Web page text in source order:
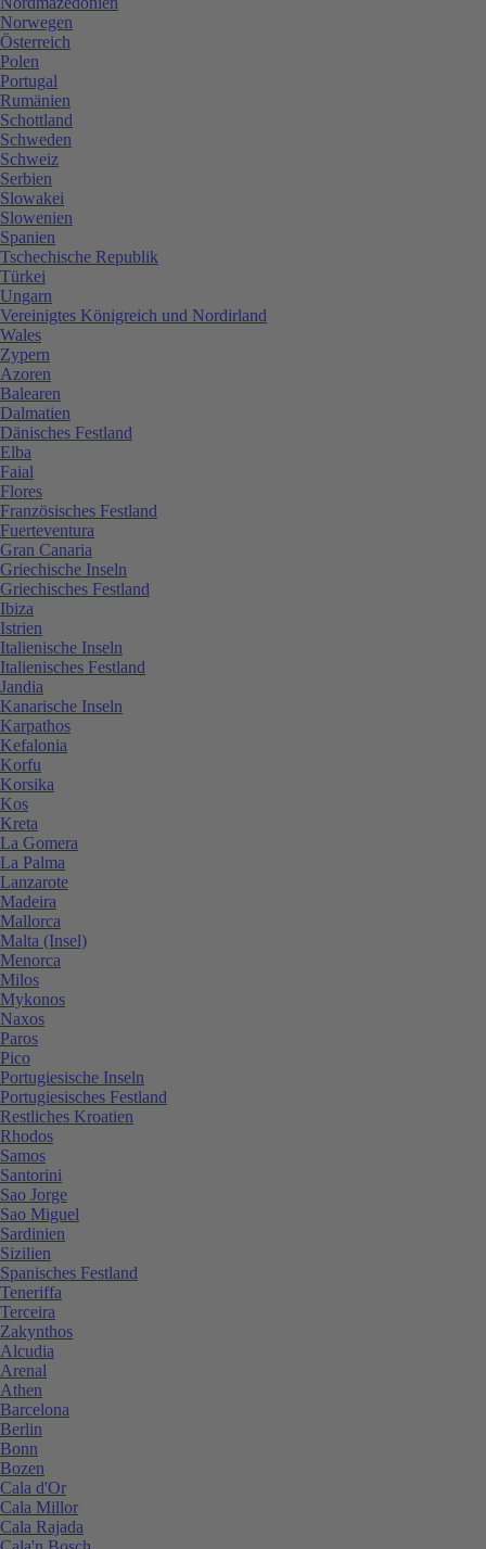
Norwegen
Österreich
Polen
Portugal
Rumänien
Schottland
Schweden
Schweiz
Serbien
Slowakei
Slowenien
Spanien
Tschechische Republik
Türkei
Ungarn
Vereinigtes Königreich und Nordirland
Wales
Zypern
Azoren
Balearen
Dalmatien
Dänisches Festland
Elba
Faial
Flores
Französisches Festland
Fuerteventura
Gran Canaria
Griechische Inseln
Griechisches Festland
Ibiza
Istrien
Italienische Inseln
Italienisches Festland
Jandia
Kanarische Inseln
Karpathos
Kefalonia
Korfu
Korsika
Kos
Kreta
La Gomera
La Palma
Lanzarote
Madeira
Mallorca
Malta (Insel)
Menorca
Milos
Mykonos
Naxos
Paros
Pico
Portugiesische Inseln
Portugiesisches Festland
Restliches Kroatien
Rhodos
Samos
Santorini
Sao Jorge
Sao Miguel
Sardinien
Sizilien
Spanisches Festland
Teneriffa
Terceira
Zakynthos
Alcudia
Arenal
Athen
Barcelona
Berlin
Bonn
Bozen
Cala d'Or
Cala Millor
Cala Rajada